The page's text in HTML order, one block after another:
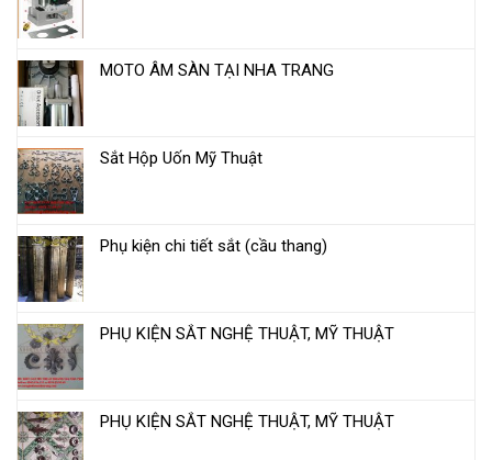
MOTO ÂM SÀN TẠI NHA TRANG
Sắt Hộp Uốn Mỹ Thuật
Phụ kiện chi tiết sắt (cầu thang)
PHỤ KIỆN SẮT NGHỆ THUẬT, MỸ THUẬT
PHỤ KIỆN SẮT NGHỆ THUẬT, MỸ THUẬT